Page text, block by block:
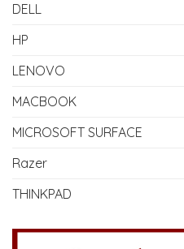
DELL
HP
LENOVO
MACBOOK
MICROSOFT SURFACE
Razer
THINKPAD